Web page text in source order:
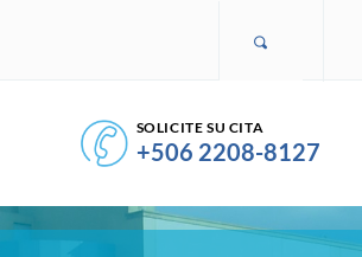
SOLICITE SU CITA
+506 2208-8127